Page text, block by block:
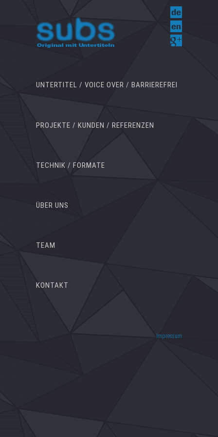
UNTERTITEL / VOICE OVER / BARRIEREFREI
PROJEKTE / KUNDEN / REFERENZEN
TECHNIK / FORMATE
ÜBER UNS
TEAM
KONTAKT
Impressum